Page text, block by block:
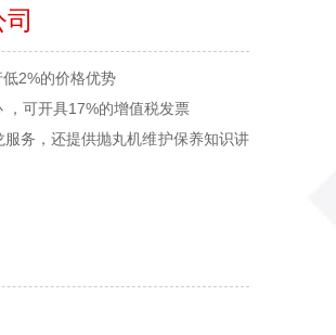
2%的价格优势
，可开具17%的增值税发票
务，还提供抛丸机维护保养知识讲